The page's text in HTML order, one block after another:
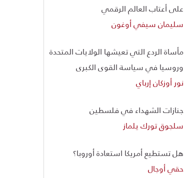
على أعتاب العالم الرقمي
سليمان سيفي أوغون
مأساة الردع التي تعيشها الولايات المتحدة
وروسيا في سياسة القوى الكبرى
نور أوزكان إرباي
جنازات الشهداء في فلسطين
سلجوق تورك يلماز
هل تستطيع أمريكا استعادة أوروبا؟
حقي أوجال